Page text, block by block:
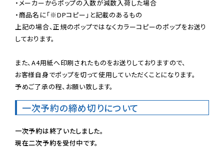
・メーカーからポップの入数が減数入荷した場合
・商品名に「※DPコピー」と記載のあるもの
上記の場合、正規のポップではなくカラーコピーのポップをお送り
しております。
また、A4用紙へ印刷されたものをお送りしておりますので、
お客様自身でポップを切って使用していただくことになります。
予めご了承の程、お願い致します。
一次予約の締め切りについて
一次予約は終了いたしました。
現在二次予約を受付中です。